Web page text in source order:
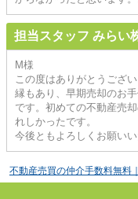
担当スタッフ みら
M様
この度はありがとうござ
縁もあり、早期売却のお
です。初めての不動産売
れしかったです。
今後ともよろしくお願いい
不動産売買の仲介手数料無料